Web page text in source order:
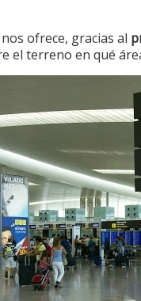
ofrece, gracias al
el terreno en qué